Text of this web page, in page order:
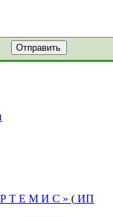
Т Е М И С » ( ИП